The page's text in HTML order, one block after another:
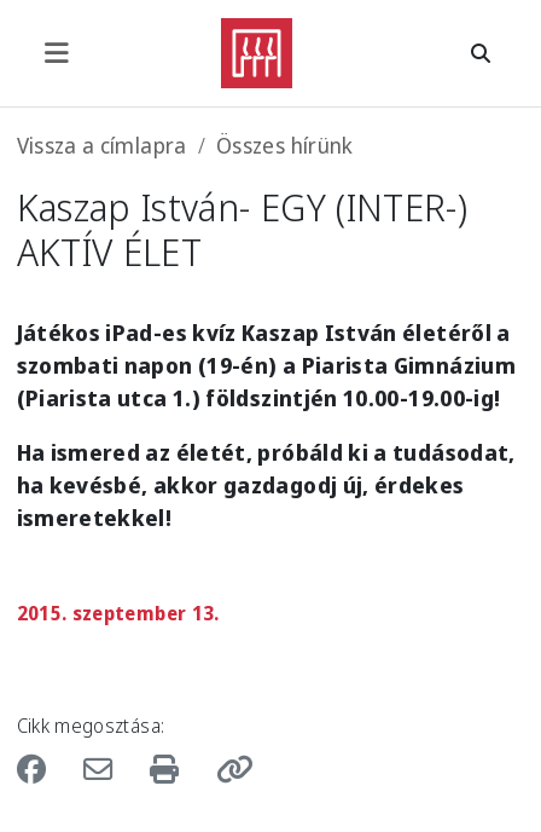
Morzsa
Vissza a címlapra Összes hírünk
Kaszap István- EGY (INTER-)
AKTÍV ÉLET
Játékos iPad-es kvíz Kaszap István életéről a
szombati napon (19-én) a Piarista Gimnázium
(Piarista utca 1.) földszintjén 10.00-19.00-ig!
Ha ismered az életét, próbáld ki a tudásodat,
ha kevésbé, akkor gazdagodj új, érdekes
ismeretekkel!
2015. szeptember 13.
Cikk megosztása: